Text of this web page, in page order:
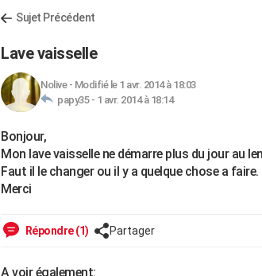
Sujet Précédent
Lave vaisselle
Nolive- Modifié le 1 avr. 2014 à 18:03
papy35 - 1 avr. 2014 à 18:14
Bonjour,
Mon lave vaisselle ne démarre plus du jour au
Faut il le changer ou il y a quelque chose a faire.
Merci
Répondre (1) Partager
A voir également: